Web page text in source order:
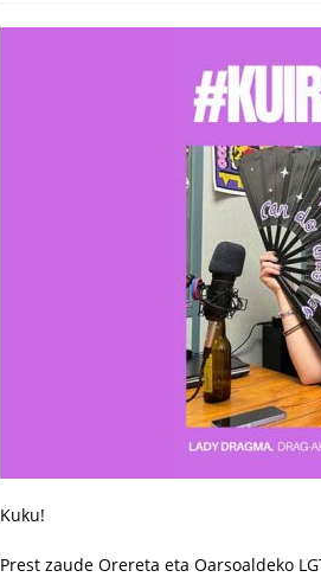
Kuku!
Prest zaude Orereta eta Oarsoaldeko